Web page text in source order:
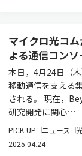
マイクロ光コ
よる通信コン
本日，4月24日（
移動通信を支える
される。 現在，
研究開発に関心…
PICK UP ニュース
2025.04.24